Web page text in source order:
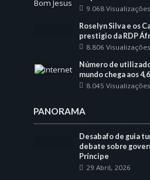
9.068 Visualizações
Roselyn Silva e os
prestigio da RDP
8.806 Visualizações
Número de
mundo chega aos
8.045 Visualizações
PANORAMA
Desabafo de guia
debate sobre
Príncipe
29 Abril, 2026